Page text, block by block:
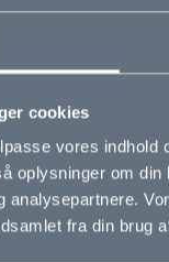
cookies
vores indhold
oplysninger om
analysepartnere.
fra din brug